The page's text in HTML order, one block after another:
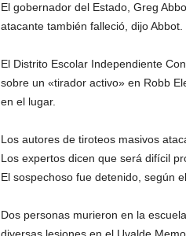
El gobernador del Estado, Greg
atacante también falleció, dijo Abbot.
El Distrito Escolar Independiente
sobre un «tirador activo» en Robb
en el lugar.
Los autores de tiroteos masivos
Los expertos dicen que será difícil
El sospechoso fue detenido, según
Dos personas murieron en la